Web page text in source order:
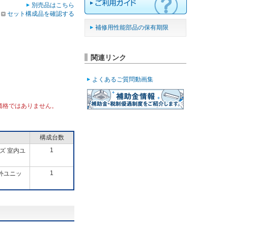
別売品はこちら
セット構成品を確認する
ではありません。
構成台数
室内ユ
1
ユニッ
1
補修用性能部品の保有期限
関連リンク
よくあるご質問動画集